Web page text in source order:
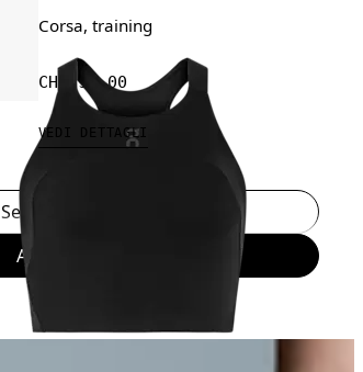
Corsa, training
CHF 95.00
VEDI DETTAGLI
Seleziona una taglia
Aggiungi al carrello